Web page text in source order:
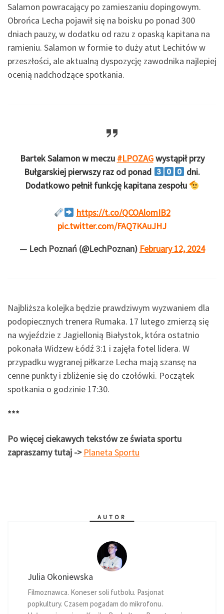
Salamon powracający po zamieszaniu dopingowym.
Obrońca Lecha pojawił się na boisku po ponad 300
dniach pauzy, w dodatku od razu z opaską kapitana na
ramieniu. Salamon w formie to duży atut Lechitów w
przeszłości, ale aktualną dyspozycję zawodnika najlepiej
ocenią nadchodzące spotkania.
Bartek Salamon w meczu #LPOZAGwystąpił przy
Bułgarskiej pierwszy raz od ponad
dni.
Dodatkowo pełnił funkcję kapitana zespołu
https://t.co/QCOAlomIB2
pic.twitter.com/FAQ7KAuJHJ
— Lech Poznań (@LechPoznan) February 12, 2024
Najbliższa kolejka będzie prawdziwym wyzwaniem dla
podopiecznych trenera Rumaka. 17 lutego zmierzą się
na wyjeździe z Jagiellonią Białystok, która ostatnio
pokonała Widzew Łódź 3:1 i zajęła fotel lidera. W
przypadku wygranej piłkarze Lecha mają szansę na
cenne punkty i zbliżenie się do czołówki. Początek
spotkania o godzinie 17:30.
***
Po więcej ciekawych tekstów ze świata sportu
zapraszamy tutaj -> Planeta Sportu
AUTOR
Julia Okoniewska
Filmoznawca. Koneser soli futbolu. Pasjonat
popkultury. Czasem pogadam do mikrofonu.